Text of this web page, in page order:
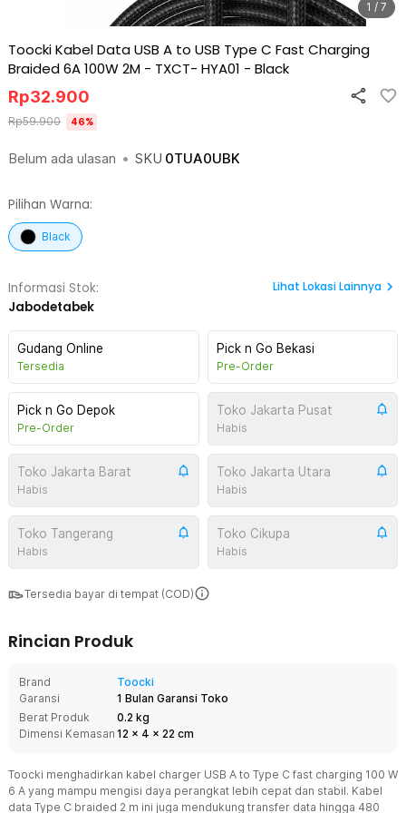
1 / 7
Toocki Kabel Data USB A to USB Type C Fast Charging
Braided 6A 100W 2M - TXCT- HYA01 - Black
Belum ada ulasan • SKU 0TUA0UBK
Rp32.900
Rp59.900 46%
Pilihan Warna:
Black
Informasi Stok:
Jabodetabek
Lihat Lokasi Lainnya
Gudang Online
Tersedia
Pick n Go Bekasi
Pre-Order
Pick n Go Depok
Pre-Order
Toko Jakarta Pusat
Habis
Toko Jakarta Barat
Habis
Toko Jakarta Utara
Habis
Toko Tangerang
Habis
Toko Cikupa
Habis
Tersedia bayar di tempat (COD)
Rincian Produk
Brand
Toocki
Garansi
1 Bulan Garansi Toko
Berat Produk
0.2 kg
Dimensi Kemasan 12 x 4 x 22 cm
Toocki menghadirkan kabel charger USB A to Type C fast charging 100 W
6 A yang mampu mengisi daya perangkat lebih cepat dan stabil. Kabel
data Type C braided 2 m ini juga mendukung transfer data hingga 480